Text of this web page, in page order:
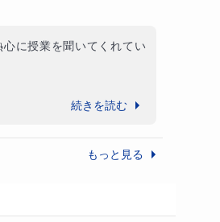
質問をしにきてくれた
すい雰囲気もあったの
に授業を聞いてくれてい
続きを読む
もっと見る